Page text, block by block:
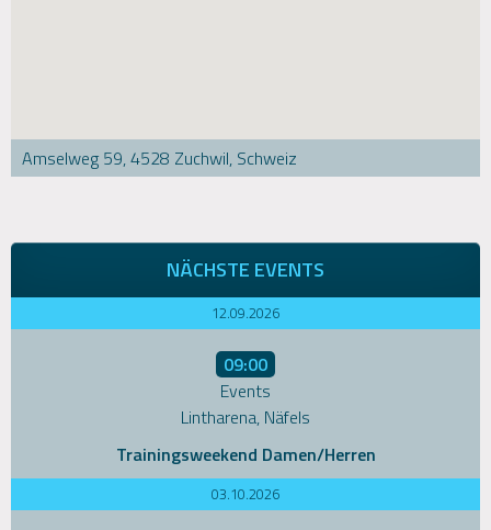
Amselweg 59, 4528 Zuchwil, Schweiz
NÄCHSTE EVENTS
12.09.2026
09:00
Events
Lintharena, Näfels
Trainingsweekend Damen/Herren
03.10.2026